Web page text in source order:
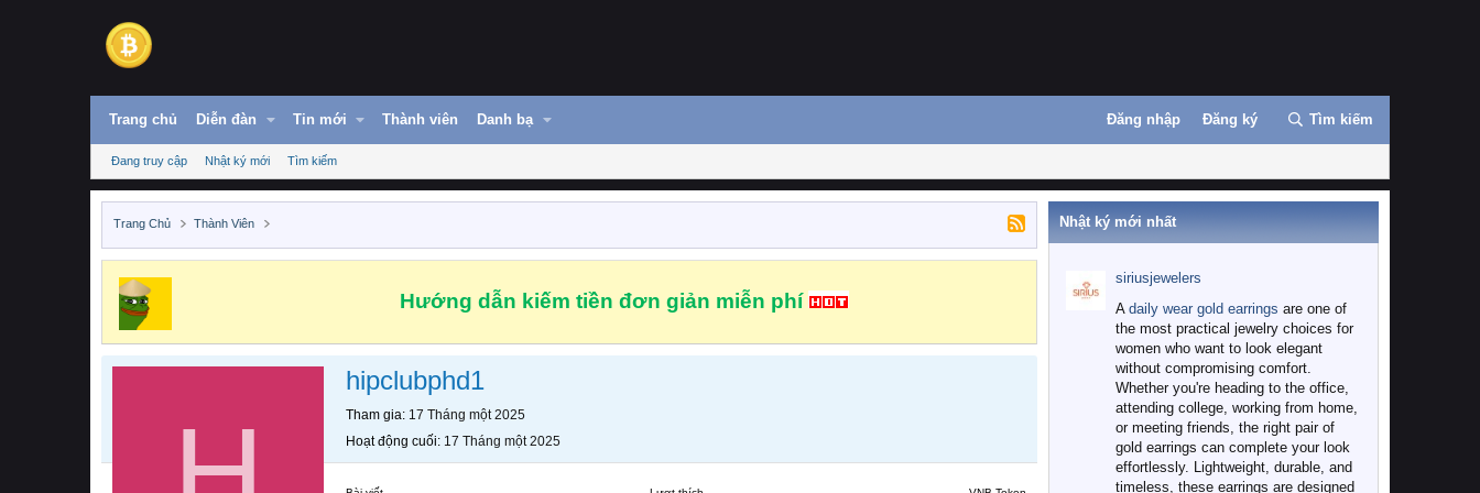
Trang chủ Diễn đàn Tin mới Thành viên Danh bạ Đăng nhập Đăng ký Tìm kiếm
Đang truy cập Nhật ký mới Tìm kiếm
Trang Chủ Thành Viên
Hướng dẫn kiếm tiền đơn giản miễn phí
hipclubphd1
Tham gia 17 Tháng một 2025
Hoạt động cuối 17 Tháng một 2025
Nhật ký mới nhất
siriusjewelers
A daily wear gold earrings are one of
the most practical jewelry choices for
women who want to look elegant
without compromising comfort.
Whether you're heading to the office,
attending college, working from home,
or meeting friends, the right pair of
gold earrings can complete your look
effortlessly. Lightweight, durable, and
timeless, these earrings are designed